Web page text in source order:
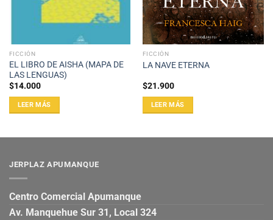
FICCIÓN
EL LIBRO DE AISHA (MAPA DE
LAS LENGUAS)
$14.000
LEER MÁS
FICCIÓN
LA NAVE ETERNA
$21.900
LEER MÁS
JERPLAZ APUMANQUE
Centro Comercial Apumanque
Av. Manquehue Sur 31, Local 324